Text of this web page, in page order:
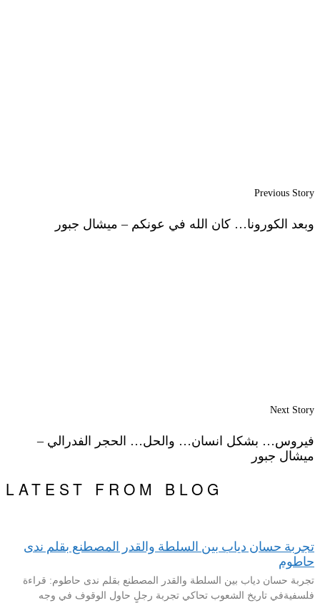
Previous Story
وبعد الكورونا… كان الله في عونكم – ميشال جبور
Next Story
فيروس… بشكل انسان… والحل… الحجر الفدرالي –
ميشال جبور
LATEST FROM BLOG
تجربة حسان دياب بين السلطة والقدر المصطنع بقلم ندى
حاطوم
تجربة حسان دياب بين السلطة والقدر المصطنع بقلم ندى حاطوم: قراءة
فلسفيةفي تاريخ الشعوب تحاكي تجربة رجلٍ حاول الوقوف في وجه